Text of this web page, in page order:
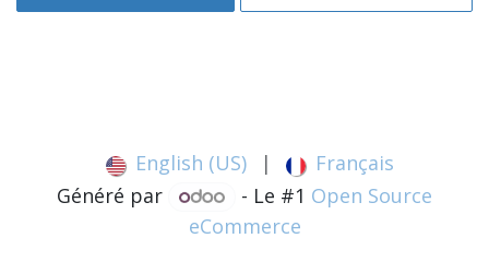
English (US) |
Français
Généré par
- Le #1 Open Source
eCommerce